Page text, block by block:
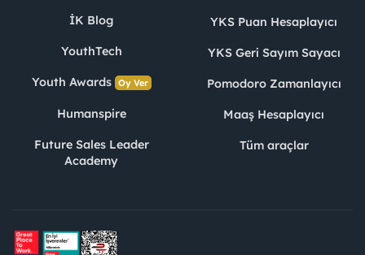
İK Blog
YouthTech
Youth Awards Oy Ver
Humanspire
Future Sales Leader
Academy
YKS Puan Hesaplayıcı
YKS Geri Sayım Sayacı
Pomodoro Zamanlayıcı
Maaş Hesaplayıcı
Tüm araçlar